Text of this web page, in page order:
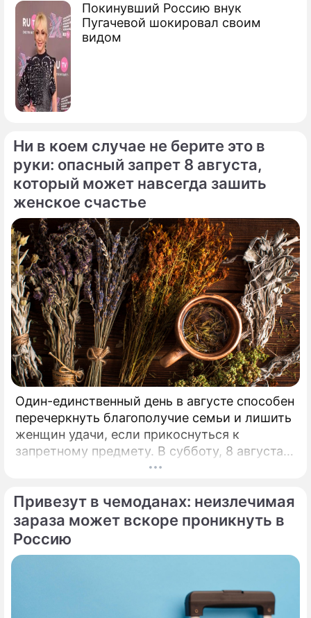
Покинувший Россию внук
Пугачевой шокировал своим
видом
Ни в коем случае не берите это в
руки: опасный запрет 8 августа,
который может навсегда зашить
женское счастье
Один-единственный день в августе способен
перечеркнуть благополучие семьи и лишить
женщин удачи, если прикоснуться к
запретному предмету. В субботу, 8 августа,
православная церковь молитвенно чтит
Ермолая, Ермиппа и Ермократа, иереев
Никомидийских.
Привезут в чемоданах: неизлечимая
зараза может вскоре проникнуть в
Россию